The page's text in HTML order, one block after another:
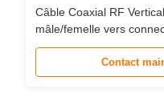
Câble Coaxial RF
mâle/femelle vers
MHF-1, câble
Contact